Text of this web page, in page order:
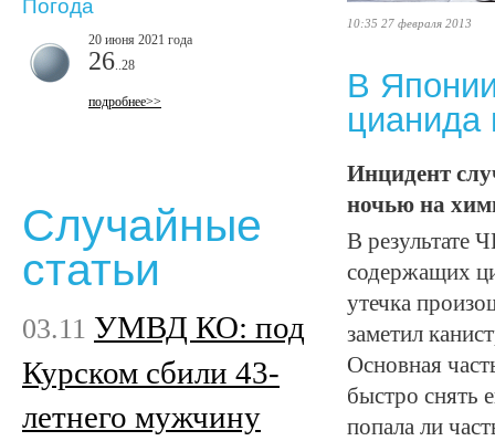
10:35 27 февраля 2013
В
цианида
Инцидент
ночью на
В результате
содержащих
утечка
заметил
Основная
быстро снять
попала ли
Погода
20 июня 2021 года
26 ..28
подробнее>>
Случайные
статьи
03.11 УМВД КО: под
Курском сбили 43-
летнего мужчину